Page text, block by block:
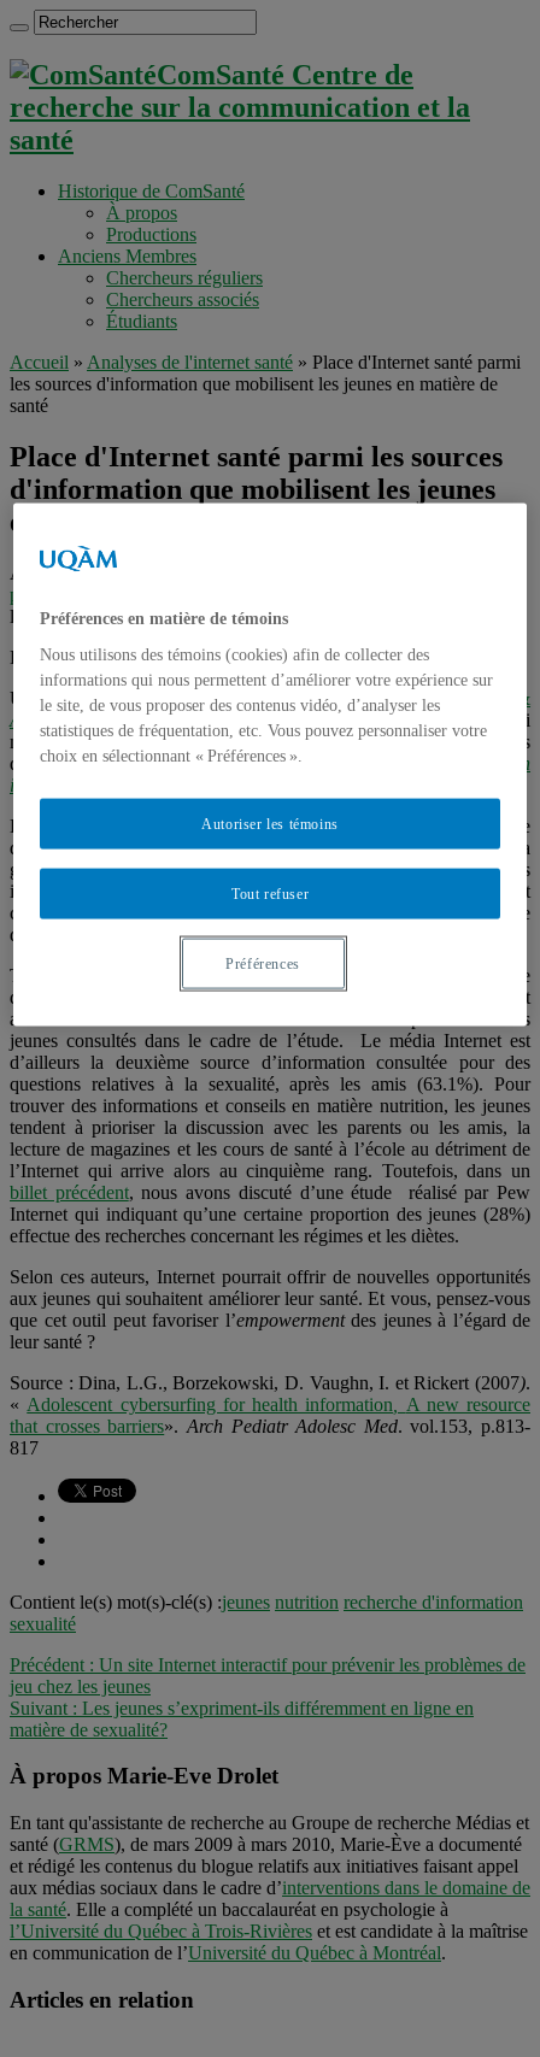
ComSanté Centre de
recherche sur la communication et la
santé
Historique de ComSanté
À propos
Productions
Anciens Membres
Chercheurs réguliers
Chercheurs associés
Étudiants
Accueil » Analyses de l'internet santé » Place d'Internet santé parmi
les sources d'information que mobilisent les jeunes en matière de
santé
Place d'Internet santé parmi les sources
d'information que mobilisent les jeunes
en matière de santé
Auteur :Marie-Eve Drolet
parentalité & jeunesse
lundi 7 septembre 2009
L’Internet santé chez les jeunes…
Une enquête publiée en 2007 dans leArchives of Pediatrics &
Adolescent Medicine, s’est intéressée aux attributs de l’Internet qui
motivent les jeunes de 10 à 17 ans à effectuer des recherches
d’information sur la santé : Adolescent cybersurfing for health
information, A new resource that crosses barriers.
Les adolescents considèrent qu’Internet représente une source
d’information valable pour des questions de santé et apprécient sa
grande accessibilité. Ils estiment que le Web permet d’obtenir des
informations sur la santé dont ils n’auraient pu disposer autrement et
croient que la nature interactive de l’Internet permet une approche
dynamique et plus personnalisée.
Toutefois, les sources d’information utilisées par les jeunes se
distinguent selon le sujet de santé concerné. Internet constituerait
ainsi une source de référence en matière de sexualité pour 31.6% des
jeunes consultés dans le cadre de l’étude. Le média Internet est
d’ailleurs la deuxième source d’information consultée pour des
questions relatives à la sexualité, après les amis (63.1%). Pour
trouver des informations et conseils en matière nutrition, les jeunes
tendent à prioriser la discussion avec les parents ou les amis, la
lecture de magazines et les cours de santé à l’école au détriment de
l’Internet qui arrive alors au cinquième rang. Toutefois, dans un
billet précédent, nous avons discuté d’une étude réalisé par Pew
Internet qui indiquant qu’une certaine proportion des jeunes (28%)
effectue des recherches concernant les régimes et les diètes.
Selon ces auteurs, Internet pourrait offrir de nouvelles opportunités
aux jeunes qui souhaitent améliorer leur santé. Et vous, pensez-vous
que cet outil peut favoriser l’empowerment des jeunes à l’égard de
leur santé ?
Source : Dina, L.G., Borzekowski, D. Vaughn, I. et Rickert (2007).
« Adolescent cybersurfing for health information
A new resource
that crosses barriers». Arch Pediatr Adolesc Med. vol.153, p.813-
817
Contient le(s) mot(s)-clé(s) :jeunes nutrition recherche d'information
sexualité
Précédent : Un site Internet interactif pour prévenir les problèmes de
jeu chez les jeunes
Suivant : Les jeunes s’expriment-ils différemment en ligne en
matière de sexualité?
À propos Marie-Eve Drolet
En tant qu'assistante de recherche au Groupe de recherche Médias et
santé (GRMS), de mars 2009 à mars 2010, Marie-Ève a documenté
et rédigé les contenus du blogue relatifs aux initiatives faisant appel
aux médias sociaux dans le cadre d’interventions dans le domaine de
la santé. Elle a complété un baccalauréat en psychologie à
l’Université du Québec à Trois-Rivières et est candidate à la maîtrise
en communication de l’Université du Québec à Montréal.
Articles en relation
Préférences en matière de témoins
Nous utilisons des témoins (cookies) afin de collecter des
informations qui nous permettent d’améliorer votre expérience sur
le site, de vous proposer des contenus vidéo, d’analyser les
statistiques de fréquentation, etc. Vous pouvez personnaliser votre
choix en sélectionnant « Préférences ».
Tout refuser
Autoriser les témoins
Préférences